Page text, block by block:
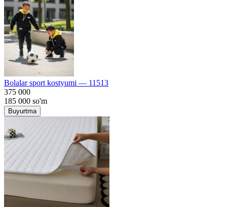
Bolalar sport kostyumi — 11513
375 000
185 000 so'm
Buyurtma